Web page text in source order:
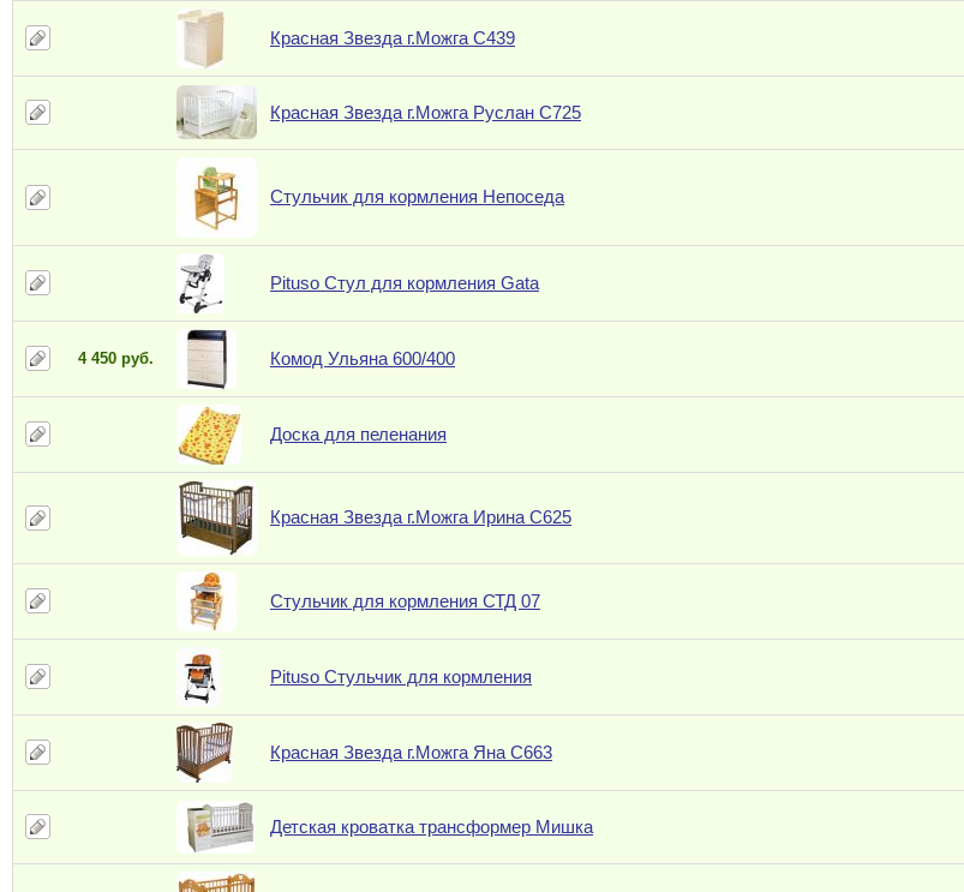
Красная Звезда г.Можга С439
Красная Звезда г.Можга Руслан С725
Стульчик для кормления Непоседа
Pituso Стул для кормления Gata
4 450 руб. Комод Ульяна 600/400
Доска для пеленания
Красная Звезда г.Можга Ирина С625
Стульчик для кормления СТД 07
Pituso Стульчик для кормления
Красная Звезда г.Можга Яна С663
Детская кроватка трансформер Мишка